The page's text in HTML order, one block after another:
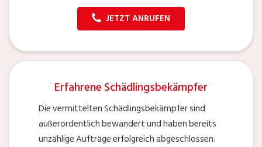
JETZT ANRUFEN
Erfahrene Schädlingsbekämpfer
Die vermittelten Schädlingsbekämpfer sind
außerordentlich bewandert und haben bereits
unzählige Aufträge erfolgreich abgeschlossen.